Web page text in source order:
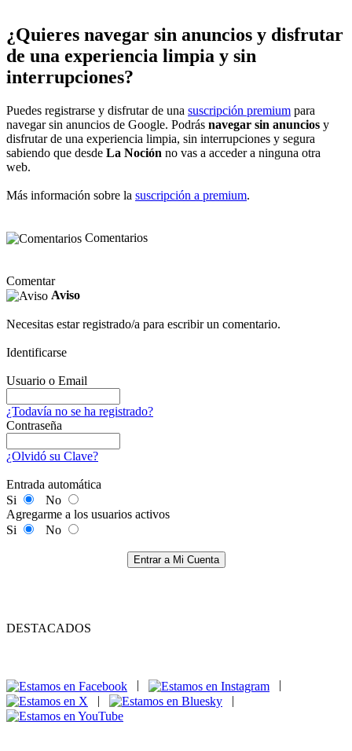
¿Quieres navegar sin anuncios y disfrutar
de una experiencia limpia y sin
interrupciones?
Puedes registrarse y disfrutar de una suscripción premium para
navegar sin anuncios de Google. Podrás navegar sin anuncios y
disfrutar de una experiencia limpia, sin interrupciones y segura
sabiendo que desde La Noción no vas a acceder a ninguna otra
web.
Más información sobre la suscripción a premium.
Comentarios
Comentar
Aviso
Necesitas estar registrado/a para escribir un comentario.
Identificarse
Usuario o Email
¿Todavía no se ha registrado?
Contraseña
¿Olvidó su Clave?
Entrada automática
Si
No
Agregarme a los usuarios activos
Si
No
Entrar a Mi Cuenta
DESTACADOS
|
|